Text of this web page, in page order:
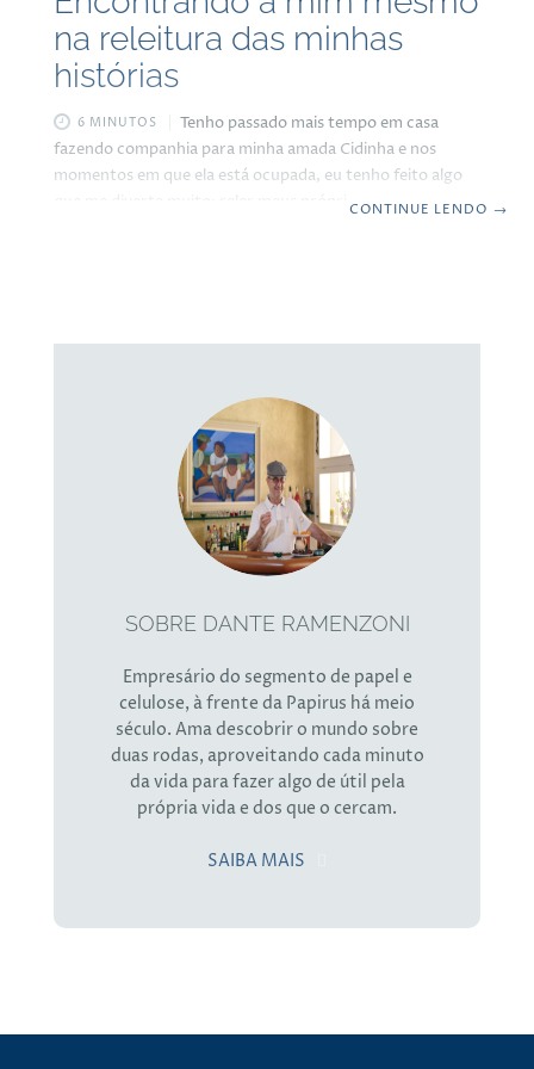
na releitura das minhas
histórias
6 MINUTOS
Tenho passado mais tempo em casa
fazendo companhia para minha amada Cidinha e nos
momentos em que ela está ocupada, eu tenho feito algo
que me diverte muito: reler meus próprios escritos. Estou
CONTINUE LENDO →
SOBRE DANTE RAMENZONI
Empresário do segmento de papel e
celulose, à frente da Papirus há meio
século. Ama descobrir o mundo sobre
duas rodas, aproveitando cada minuto
da vida para fazer algo de útil pela
própria vida e dos que o cercam.
SAIBA MAIS